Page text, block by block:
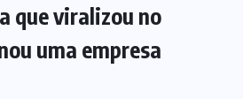
que viralizou no
uma empresa